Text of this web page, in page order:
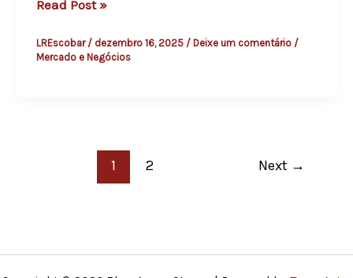
s
t
U
a
Read Post »
LREscobar / dezembro 16, 2025 / Deixe um comentário /
Mercado e Negócios
1 2 Next →